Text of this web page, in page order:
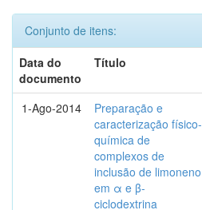
Conjunto de itens:
Data do
documento
Título
1-Ago-2014
Preparação e
caracterização físico-
química de
complexos de
inclusão de limoneno
em α e β-
ciclodextrina